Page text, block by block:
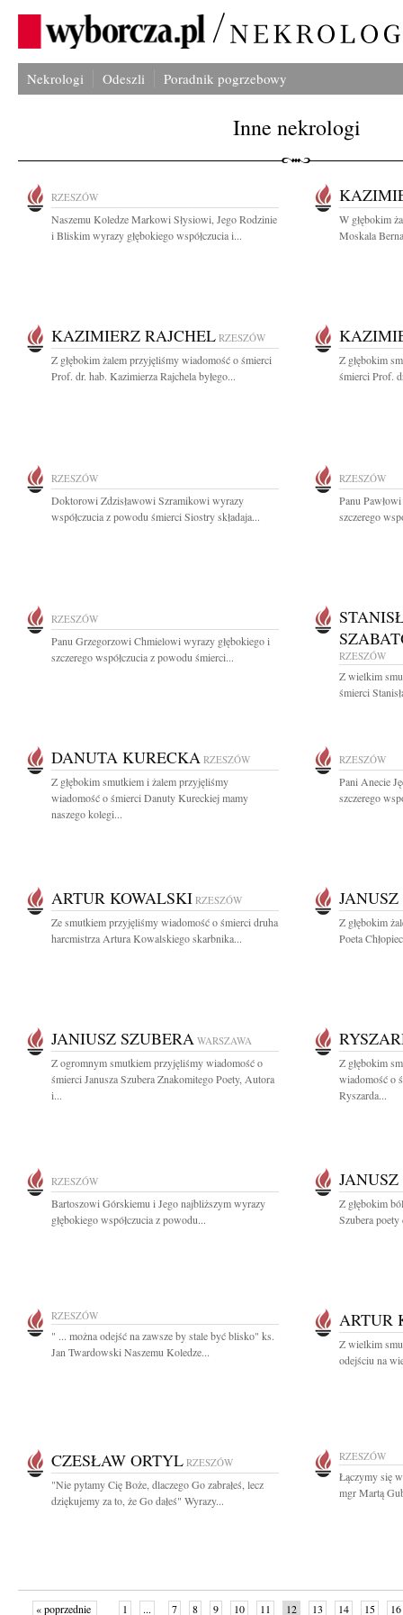
Nekrologi Odeszli Poradnik pogrzebowy
Inne nekrologi
RZESZÓW
Naszemu Koledze Markowi Słysiowi, Jego Rodzinie
i Bliskim wyrazy głębokiego współczucia i...
W głębokim
Moskala
KAZIMIERZ RAJCHEL RZESZÓW
Z głębokim żalem przyjęliśmy wiadomość o śmierci
Prof. dr. hab. Kazimierza Rajchela byłego...
Z głębokim
śmierci Prof.
RZESZÓW
Doktorowi Zdzisławowi Szramikowi wyrazy
współczucia z powodu śmierci Siostry składaja...
RZESZÓW
Panu
szczerego
RZESZÓW
Panu Grzegorzowi Chmielowi wyrazy głębokiego i
szczerego współczucia z powodu śmierci...
RZESZÓW
Z wielkim
śmierci
DANUTA KURECKA RZESZÓW
Z głębokim smutkiem i żalem przyjęliśmy
wiadomość o śmierci Danuty Kureckiej mamy
naszego kolegi...
RZESZÓW
Pani Anecie
szczerego
ARTUR KOWALSKI RZESZÓW
Ze smutkiem przyjęliśmy wiadomość o śmierci druha
harcmistrza Artura Kowalskiego skarbnika...
Z głębokim
Poeta
JANIUSZ SZUBERA WARSZAWA
Z ogromnym smutkiem przyjęliśmy wiadomość o
śmierci Janusza Szubera Znakomitego Poety, Autora
i...
Z głębokim
wiadomość o
Ryszarda...
RZESZÓW
Bartoszowi Górskiemu i Jego najbliższym wyrazy
głębokiego współczucia z powodu...
Z głębokim
Szubera poety
RZESZÓW
" ... można odejść na zawsze by stale być blisko" ks.
Jan Twardowski Naszemu Koledze...
ARTUR
Z wielkim
odejściu na
CZESŁAW ORTYL RZESZÓW
"Nie pytamy Cię Boże, dlaczego Go zabrałeś, lecz
dziękujemy za to, że Go dałeś" Wyrazy...
RZESZÓW
Łączymy się
mgr Martą
« poprzednie 1 ... 7 8 9 10 11 12 13 14 15 16